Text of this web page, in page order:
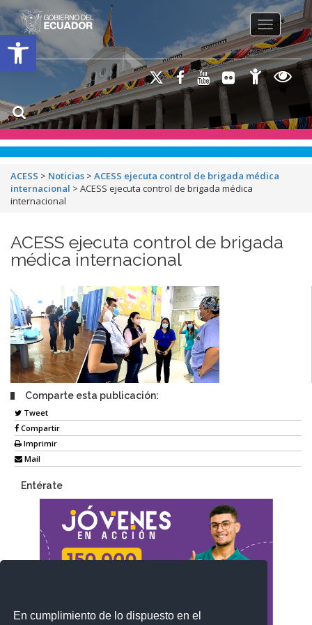
En cumplimiento de lo dispuesto en el
Open toolbar
Toggle
ACESS > Noticias > ACESS ejecuta control de brigada médica
internacional > ACESS ejecuta control de brigada médica
internacional
ACESS ejecuta control de brigada
médica internacional
Comparte esta publicación:
Tweet
Compartir
Imprimir
Mail
Entérate